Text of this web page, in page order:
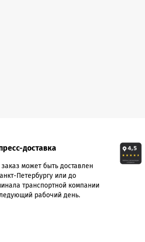
доставка
может быть доставлен
Петербургу или до
транспортной компании
рабочий день.